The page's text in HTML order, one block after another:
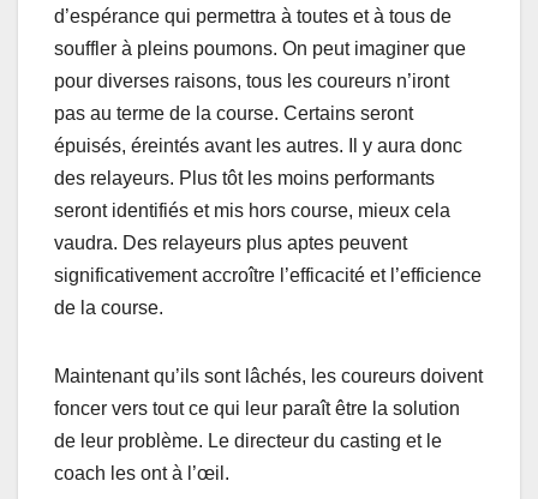
d’espérance qui permettra à toutes et à tous de
souffler à pleins poumons. On peut imaginer que
pour diverses raisons, tous les coureurs n’iront
pas au terme de la course. Certains seront
épuisés, éreintés avant les autres. Il y aura donc
des relayeurs. Plus tôt les moins performants
seront identifiés et mis hors course, mieux cela
vaudra. Des relayeurs plus aptes peuvent
significativement accroître l’efficacité et l’efficience
de la course.
Maintenant qu’ils sont lâchés, les coureurs doivent
foncer vers tout ce qui leur paraît être la solution
de leur problème. Le directeur du casting et le
coach les ont à l’œil.